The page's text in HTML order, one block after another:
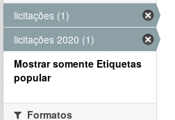
licitações (1)
licitações 2020 (1)
Mostrar somente Etiquetas
popular
Formatos